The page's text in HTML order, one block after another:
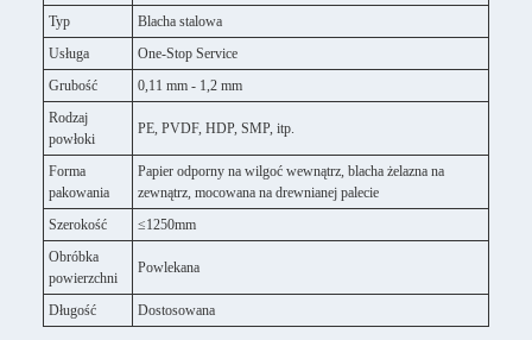
Typ
Blacha stalowa
Usługa
One-Stop Service
Grubość
0,11 mm - 1,2 mm
Rodzaj
powłoki
PE, PVDF, HDP, SMP, itp.
Forma
pakowania
Papier odporny na wilgoć wewnątrz, blacha żelazna na
zewnątrz, mocowana na drewnianej palecie
Szerokość
≤1250mm
Obróbka
powierzchni
Powlekana
Długość Dostosowana